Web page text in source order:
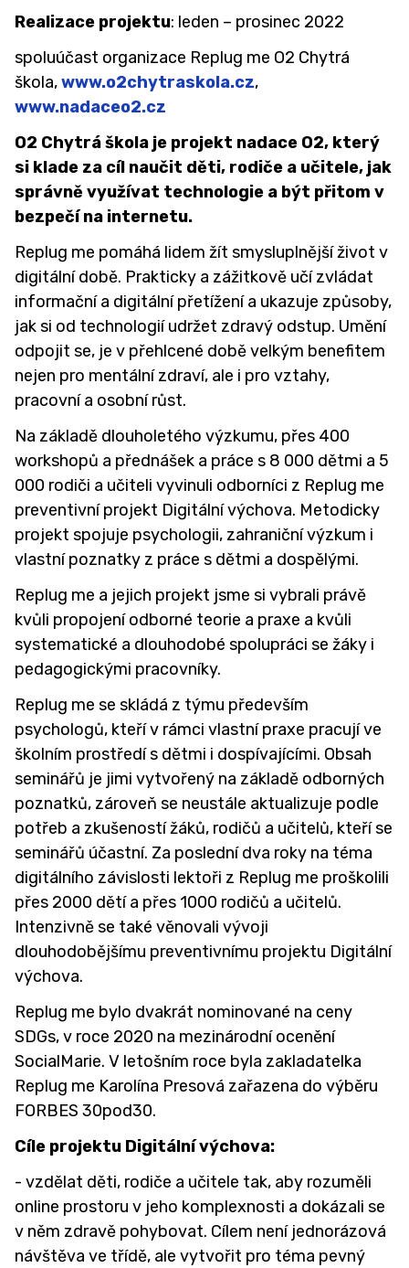
Charakteristika školy
Testování ECDL
ZAMĚSTNANCI
ŠKOLNÍ PORADENSKÉ PRACOVIŠTĚ ↓
Kariérové poradenství
Sociální pedagog
Speciální pedagog
Školní koordinátor podpory nadání
Školní metodici prevence
Školní psycholožka
Výchovná poradkyně
DRUŽINA A ŠKOLNÍ KLUB ↓
Družina
Zájmové kroužky a Zdravý pohyb do škol
JÍDELNA
SVĚT VZDĚLÁNÍ
Realizace projektu: leden – prosinec 2022
spoluúčast organizace Replug me O2 Chytrá
škola,www.o2chytraskola.cz,
www.nadaceo2.cz
O2 Chytrá škola je projekt nadace O2, který
si klade za cíl naučit děti, rodiče a učitele, jak
správně využívat technologie a být přitom v
bezpečí na internetu.
Replug me pomáhá lidem žít smysluplnější život v
digitální době. Prakticky a zážitkově učí zvládat
informační a digitální přetížení a ukazuje způsoby,
jak si od technologií udržet zdravý odstup. Umění
odpojit se, je v přehlcené době velkým benefitem
nejen pro mentální zdraví, ale i pro vztahy,
pracovní a osobní růst.
Na základě dlouholetého výzkumu, přes 400
workshopů a přednášek a práce s 8 000 dětmi a 5
000 rodiči a učiteli vyvinuli odborníci z Replug me
preventivní projekt Digitální výchova. Metodicky
projekt spojuje psychologii, zahraniční výzkum i
vlastní poznatky z práce s dětmi a dospělými.
Replug me a jejich projekt jsme si vybrali právě
kvůli propojení odborné teorie a praxe a kvůli
systematické a dlouhodobé spolupráci se žáky i
pedagogickými pracovníky.
Replug me se skládá z týmu především
psychologů, kteří v rámci vlastní praxe pracují ve
školním prostředí s dětmi i dospívajícími. Obsah
seminářů je jimi vytvořený na základě odborných
poznatků, zároveň se neustále aktualizuje podle
potřeb a zkušeností žáků, rodičů a učitelů, kteří se
seminářů účastní. Za poslední dva roky na téma
digitálního závislosti lektoři z Replug me proškolili
přes 2000 dětí a přes 1000 rodičů a učitelů.
Intenzivně se také věnovali vývoji
dlouhodobějšímu preventivnímu projektu Digitální
výchova.
Replug me bylo dvakrát nominované na ceny
SDGs, v roce 2020 na mezinárodní ocenění
SocialMarie. V letošním roce byla zakladatelka
Replug me Karolína Presová zařazena do výběru
FORBES 30pod30.
Cíle projektu Digitální výchova:
- vzdělat děti, rodiče a učitele tak, aby rozuměli
online prostoru v jeho komplexnosti a dokázali se
v něm zdravě pohybovat. Cílem není jednorázová
návštěva ve třídě, ale vytvořit pro téma pevný